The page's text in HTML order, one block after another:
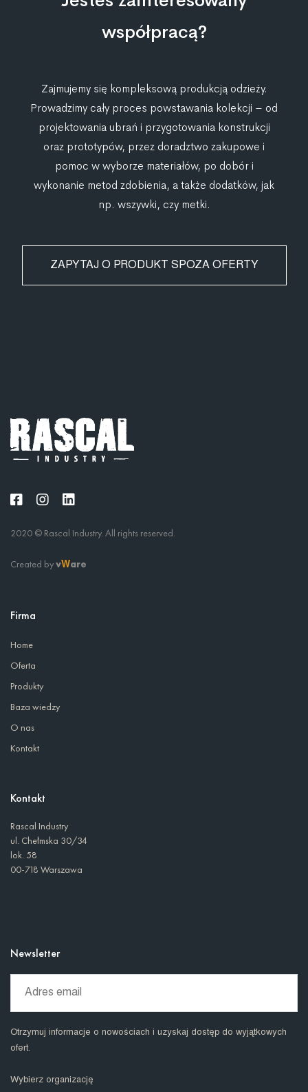
współpracą?
Zajmujemy się kompleksową produkcją odzieży.
Prowadzimy cały proces powstawania kolekcji – od
projektowania ubrań i przygotowania konstrukcji
oraz prototypów, przez doradztwo zakupowe i
pomoc w wyborze materiałów, po dobór i
wykonanie metod zdobienia, a także dodatków, jak
np. wszywki, czy metki.
ZAPYTAJ O PRODUKT SPOZA OFERTY
2020 © Rascal Industry. All rights reserved.
Created byvWare
Firma
Home
Oferta
Produkty
Baza wiedzy
O nas
Kontakt
Kontakt
Rascal Industry
ul. Chełmska 30/34
lok. 58
00-718 Warszawa
Newsletter
Otrzymuj informacje o nowościach i uzyskaj dostęp do wyjątkowych
ofert.
Wybierz organizację